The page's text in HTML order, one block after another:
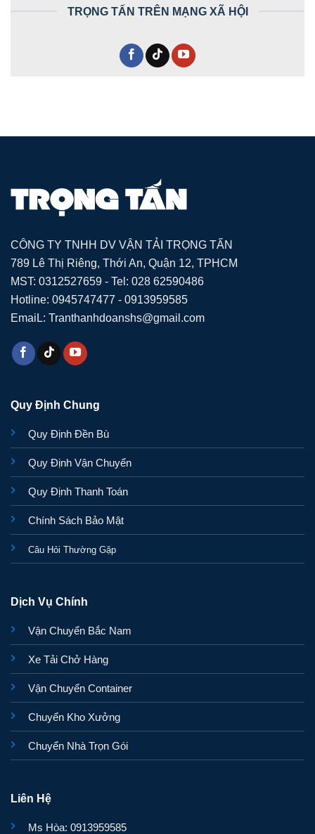
TRỌNG TẤN TRÊN MẠNG XÃ HỘI
CÔNG TY TNHH DV VẬN TẢI TRỌNG TẤN
789 Lê Thị Riêng, Thới An, Quận 12, TPHCM
MST: 0312527659 - Tel: 028 62590486
Hotline: 0945747477 - 0913959585
EmaiL: Tranthanhdoanshs@gmail.com
Quy Định Chung
Quy Định Đền Bù
Quy Định Vận Chuyển
Quy Định Thanh Toán
Chính Sách Bảo Mật
Câu Hỏi Thường Gặp
Dịch Vụ Chính
Vận Chuyển Bắc Nam
Xe Tải Chở Hàng
Vận Chuyển Container
Chuyển Kho Xưởng
Chuyển Nhà Trọn Gói
Liên Hệ
Ms Hòa: 0913959585